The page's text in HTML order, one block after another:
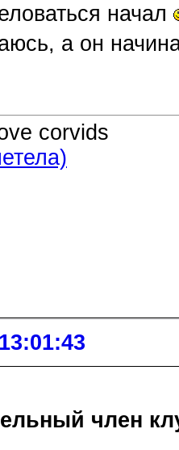
начал
а он
corvids
член